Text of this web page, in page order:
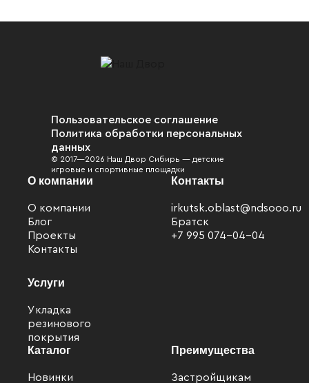
Пользовательское соглашение
Политика обработки персональных
данных
© 2017—2026 Наш Двор Сибирь — детские
игровые и спортивные площадки
О компании
О компании
Блог
Проекты
Контакты
Услуги
Укладка
резинового
покрытия
Каталог
Новинки
Контакты
irkutsk.oblast@ndsooo.ru
Братск
+7 995 074-04-04
Преимущества
Застройщикам